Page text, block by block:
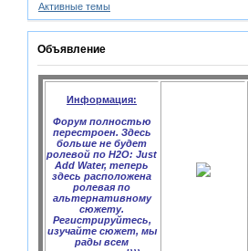
Активные темы
Объявление
Информация:
Форум полностью
перестроен. Здесь
больше не будет
ролевой по H2O: Just
Add Water, теперь
здесь расположена
ролевая по
альтернативному
сюжету.
Регистрируйтесь,
изучайте сюжет, мы
рады всем